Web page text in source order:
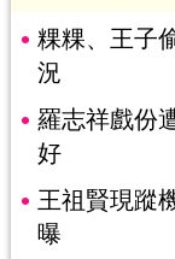
粿粿、王子
況
羅志祥戲份
好
王祖賢現蹤
曝